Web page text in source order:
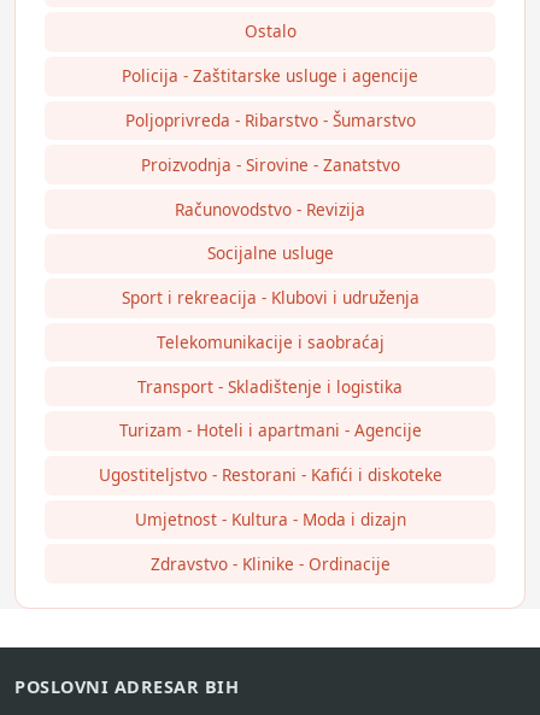
Ostalo
Policija - Zaštitarske usluge i agencije
Poljoprivreda - Ribarstvo - Šumarstvo
Proizvodnja - Sirovine - Zanatstvo
Računovodstvo - Revizija
Socijalne usluge
Sport i rekreacija - Klubovi i udruženja
Telekomunikacije i saobraćaj
Transport - Skladištenje i logistika
Turizam - Hoteli i apartmani - Agencije
Ugostiteljstvo - Restorani - Kafići i diskoteke
Umjetnost - Kultura - Moda i dizajn
Zdravstvo - Klinike - Ordinacije
POSLOVNI ADRESAR BIH